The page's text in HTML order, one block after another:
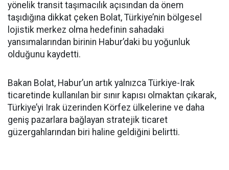
yönelik transit taşımacılık açısından da önem
taşıdığına dikkat çeken Bolat, Türkiye’nin bölgesel
lojistik merkez olma hedefinin sahadaki
yansımalarından birinin Habur’daki bu yoğunluk
olduğunu kaydetti.
Bakan Bolat, Habur’un artık yalnızca Türkiye-Irak
ticaretinde kullanılan bir sınır kapısı olmaktan çıkarak,
Türkiye’yi Irak üzerinden Körfez ülkelerine ve daha
geniş pazarlara bağlayan stratejik ticaret
güzergahlarından biri haline geldiğini belirtti.